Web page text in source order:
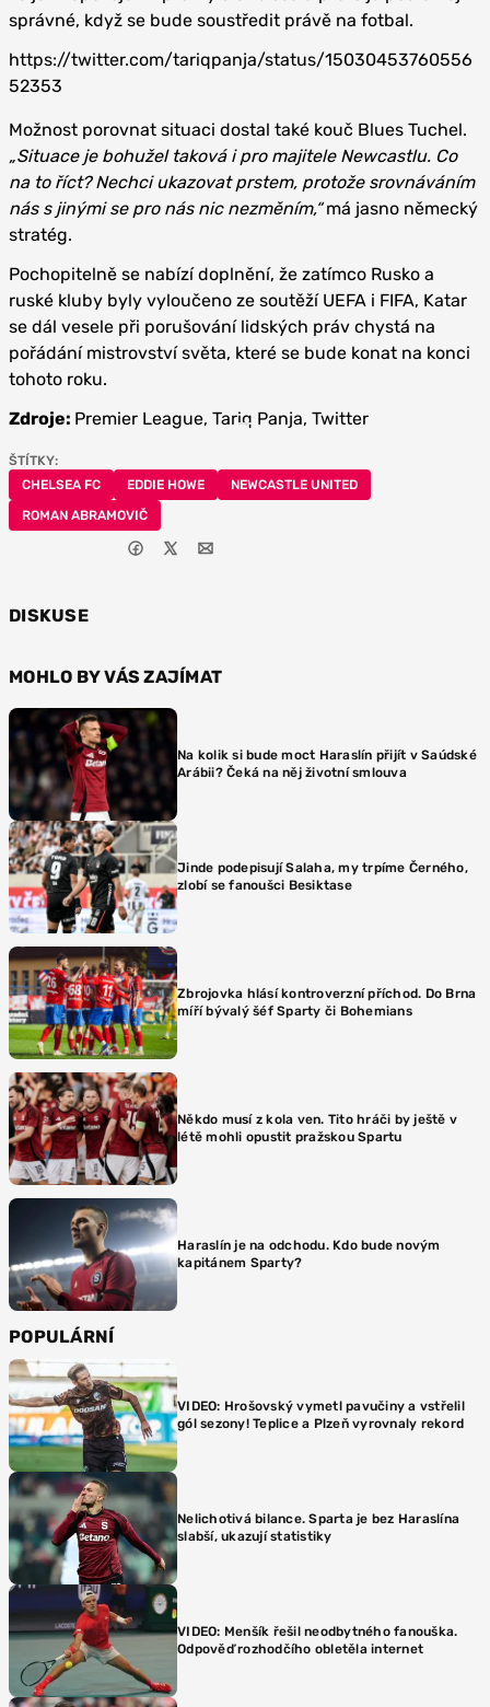
správné, když se bude soustředit právě na fotbal.
https://twitter.com/tariqpanja/status/15030453760556
52353
Možnost porovnat situaci dostal také kouč Blues Tuchel.
„Situace je bohužel taková i pro majitele Newcastlu. Co
na to říct? Nechci ukazovat prstem, protože srovnáváním
nás s jinými se pro nás nic nezměním,“má jasno německý
stratég.
Pochopitelně se nabízí doplnění, že zatímco Rusko a
ruské kluby byly vyloučeno ze soutěží UEFA i FIFA, Katar
se dál vesele při porušování lidských práv chystá na
pořádání mistrovství světa, které se bude konat na konci
tohoto roku.
Zdroje: Premier League, Tariq Panja, Twitter
ŠTÍTKY:
CHELSEA FC
EDDIE HOWE
NEWCASTLE UNITED
ROMAN ABRAMOVIČ
DISKUSE
MOHLO BY VÁS ZAJÍMAT
Na kolik si bude moct Haraslín přijít v Saúdské
Arábii? Čeká na něj životní smlouva
Jinde podepisují Salaha, my trpíme Černého,
zlobí se fanoušci Besiktase
Zbrojovka hlásí kontroverzní příchod. Do Brna
míří bývalý šéf Sparty či Bohemians
Někdo musí z kola ven. Tito hráči by ještě v
létě mohli opustit pražskou Spartu
Haraslín je na odchodu. Kdo bude novým
kapitánem Sparty?
POPULÁRNÍ
VIDEO: Hrošovský vymetl pavučiny a vstřelil
gól sezony! Teplice a Plzeň vyrovnaly rekord
Nelichotivá bilance. Sparta je bez Haraslína
slabší, ukazují statistiky
VIDEO: Menšík řešil neodbytného fanouška.
Odpověď rozhodčího obletěla internet